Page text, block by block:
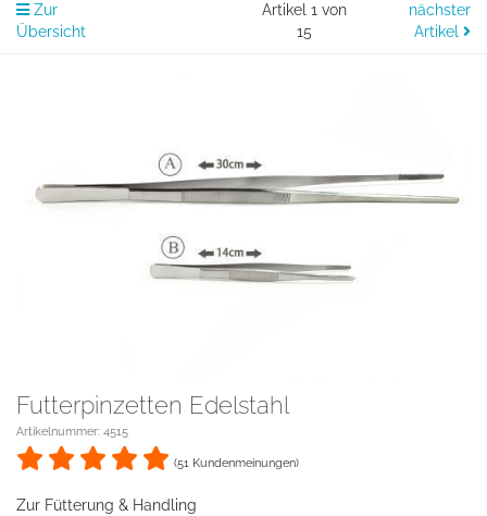
Zur
Übersicht
Artikel 1 von
15
nächster
Artikel
Futterpinzetten Edelstahl
Artikelnummer: 4515
(51 Kundenmeinungen)
Zur Fütterung & Handling